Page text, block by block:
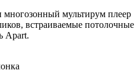
многозонный мультирум плеер
встраиваемые потолочные
Apart.